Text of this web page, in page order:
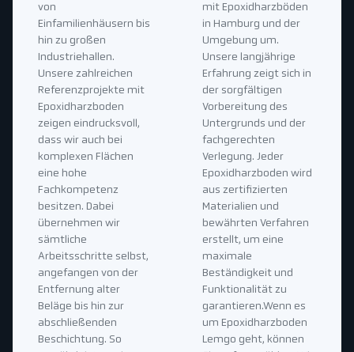
mit Epoxidharzböden
in Hamburg und der
Umgebung um.
Unsere langjährige
Erfahrung zeigt sich in
der sorgfältigen
Vorbereitung des
Untergrunds und der
fachgerechten
Verlegung. Jeder
Epoxidharzboden wird
aus zertifizierten
Materialien und
bewährten Verfahren
erstellt, um eine
maximale
Beständigkeit und
Funktionalität zu
garantieren.Wenn es
um Epoxidharzboden
Lemgo geht, können
von
Einfamilienhäusern bis
hin zu großen
Industriehallen.
Unsere zahlreichen
Referenzprojekte mit
Epoxidharzboden
zeigen eindrucksvoll,
dass wir auch bei
komplexen Flächen
eine hohe
Fachkompetenz
besitzen. Dabei
übernehmen wir
sämtliche
Arbeitsschritte selbst,
angefangen von der
Entfernung alter
Beläge bis hin zur
abschließenden
Beschichtung. So